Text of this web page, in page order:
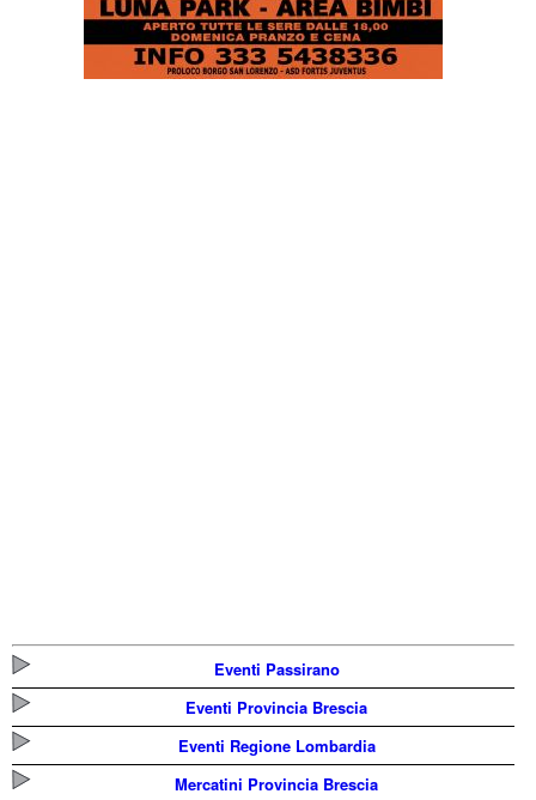
Eventi Passirano
Eventi Provincia Brescia
Eventi Regione Lombardia
Mercatini Provincia Brescia